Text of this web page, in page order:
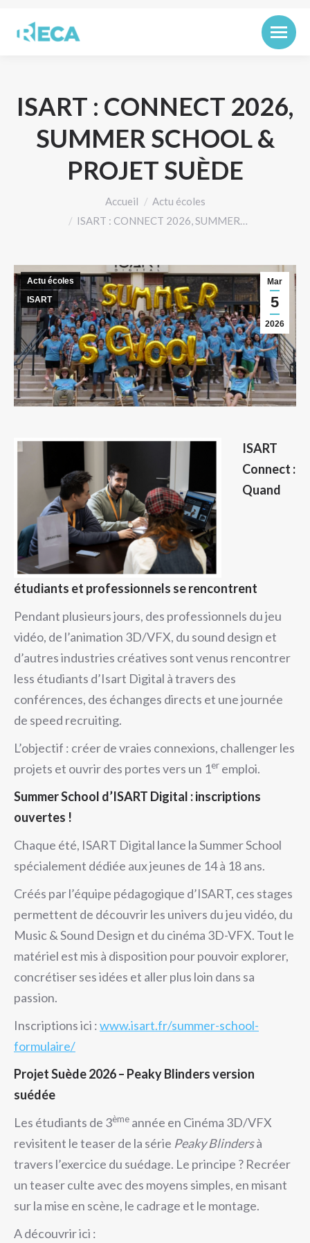
ISART : CONNECT 2026,
SUMMER SCHOOL &
PROJET SUÈDE
Accueil
Actu écoles
ISART : CONNECT 2026, SUMMER…
Mar
5
2026
Actu écoles
ISART
ISART
Connect :
Quand
étudiants et professionnels se rencontrent
Pendant plusieurs jours, des professionnels du jeu
vidéo, de l’animation 3D/VFX, du sound design et
d’autres industries créatives sont venus rencontrer
less étudiants d’Isart Digital à travers des
conférences, des échanges directs et une journée
de speed recruiting.
L’objectif : créer de vraies connexions, challenger les
projets et ouvrir des portes vers un 1er emploi.
Summer School d’ISART Digital : inscriptions
ouvertes !
Chaque été, ISART Digital lance la Summer School
spécialement dédiée aux jeunes de 14 à 18 ans.
Créés par l’équipe pédagogique d’ISART, ces stages
permettent de découvrir les univers du jeu vidéo, du
Music & Sound Design et du cinéma 3D-VFX. Tout le
matériel est mis à disposition pour pouvoir explorer,
concrétiser ses idées et aller plus loin dans sa
passion.
Inscriptions ici :www.isart.fr/summer-school-
formulaire/
Projet Suède 2026 – Peaky Blinders version
suédée
Les étudiants de 3ème année en Cinéma 3D/VFX
revisitent le teaser de la série Peaky Blindersà
travers l’exercice du suédage. Le principe ? Recréer
un teaser culte avec des moyens simples, en misant
sur la mise en scène, le cadrage et le montage.
A découvrir ici :